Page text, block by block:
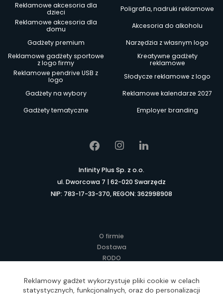
Reklamowe akcesoria dla
dzieci
Poligrafia, nadruki reklamowe
Reklamowe akcesoria dla
domu
Akcesoria do alkoholu
Gadżety premium
Narzędzia z własnym logo
Reklamowe gadżety sportowe
z logo firmy
Kreatywne gadżety
reklamowe
Reklamowe pendrive USB z
logo
Słodycze reklamowe z logo
Gadżety na wybory
Reklamowe kalendarze 2027
Gadżety tematyczne
Employer branding
Infinity Plus Sp. z o.o.
ul. Dworcowa 7 | 62-020 Swarzędz
NIP: 783-17-33-370, REGON: 362998908
O firmie
Dostawa
RODO
Regulamin
Lokalne Gadżety Reklamowe
Reklamowy gadżet wykorzystuje pliki cookie w celach
statystycznych, funkcjonalnych, oraz do personalizacji